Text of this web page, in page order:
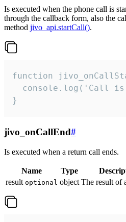
Is executed when the phone call is
through the callback form, also the
method jivo_api.startCall().
function
console.log('Call
}
jivo_onCallEnd#
Is executed when a return call ends.
Name Type
result optional object The result of